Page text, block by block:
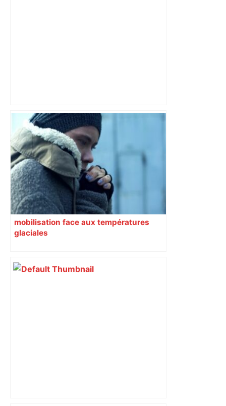
Top 14: comment Perpignan a une
nouvelle fois fait tomber Toulouse? –
RMC Sport
mobilisation face aux températures
glaciales